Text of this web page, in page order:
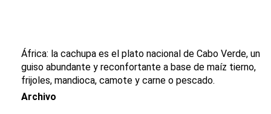
África: la cachupa es el plato nacional de Cabo Verde, un
guiso abundante y reconfortante a base de maíz tierno,
frijoles, mandioca, camote y carne o pescado.
Archivo